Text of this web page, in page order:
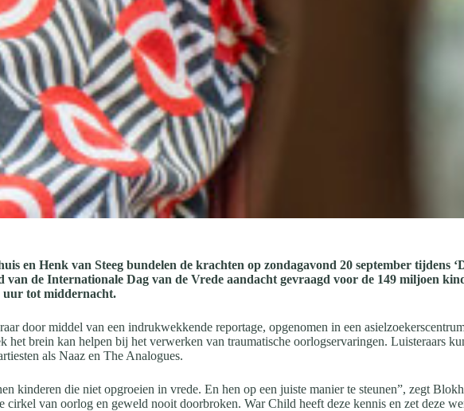
en Henk van Steeg bundelen de krachten op zondagavond 20 september tijdens
de Internationale Dag van de Vrede aandacht gevraagd voor de 149 miljoen
uur tot middernacht.
door middel van een indrukwekkende reportage, opgenomen in een
het brein kan helpen bij het verwerken van traumatische oorlogservaringen. Luisteraars
als Naaz en The Analogues.
kinderen die niet opgroeien in vrede. En hen op een juiste manier te steunen”, zegt
cirkel van oorlog en geweld nooit doorbroken. War Child heeft deze kennis en zet deze